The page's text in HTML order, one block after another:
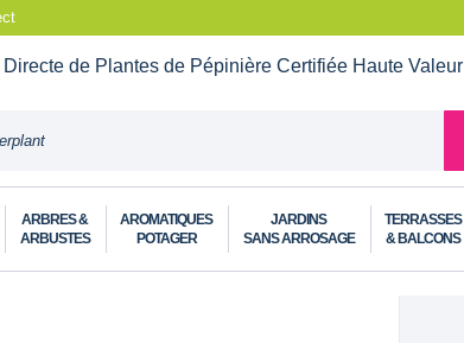
de Plantes de Pépinière Certifiée Haute Valeur
ARBRES &
ARBUSTES
AROMATIQUES
POTAGER
JARDINS
SANS ARROSAGE
TERRASSES
& BALCONS